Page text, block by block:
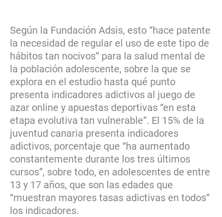
Según la Fundación Adsis, esto “hace patente
la necesidad de regular el uso de este tipo de
hábitos tan nocivos” para la salud mental de
la población adolescente, sobre la que se
explora en el estudio hasta qué punto
presenta indicadores adictivos al juego de
azar online y apuestas deportivas “en esta
etapa evolutiva tan vulnerable”. El 15% de la
juventud canaria presenta indicadores
adictivos, porcentaje que “ha aumentado
constantemente durante los tres últimos
cursos”, sobre todo, en adolescentes de entre
13 y 17 años, que son las edades que
“muestran mayores tasas adictivas en todos”
los indicadores.